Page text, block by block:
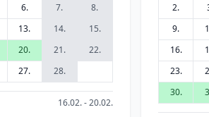
6. 7.
8.
13. 14.
15.
20. 21.
22.
27. 28.
16.02. - 20.02.
2.
9.
16.
23.
30.